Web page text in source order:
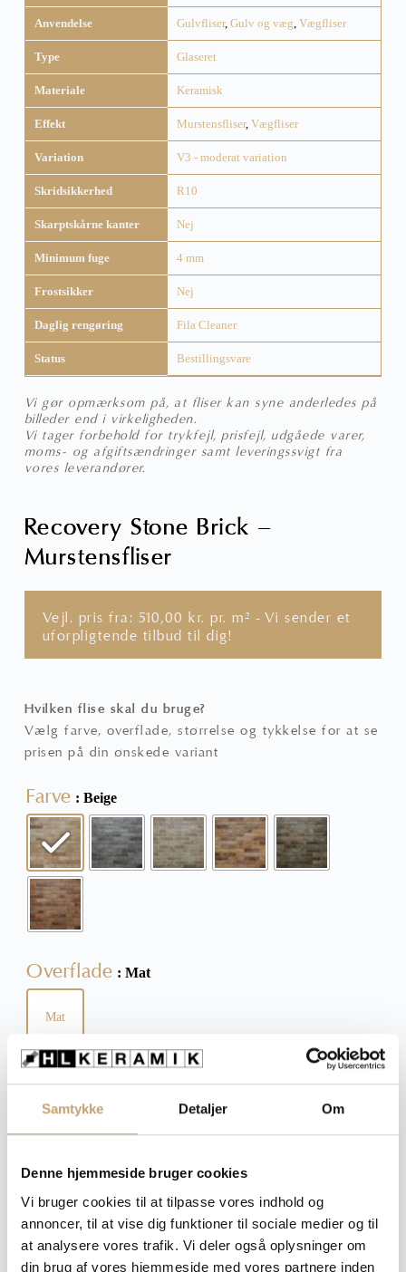
Samtykke Detaljer Om
Denne hjemmeside bruger cookies
Vi bruger cookies til at tilpasse vores indhold og
annoncer, til at vise dig funktioner til sociale medier og til
at analysere vores trafik. Vi deler også oplysninger om
din brug af vores hjemmeside med vores partnere inden
Anvendelse Gulvfliser, Gulv og væg, Vægfliser
Type Glaseret
Materiale Keramisk
Effekt Murstensfliser, Vægfliser
Variation V3 - moderat variation
Skridsikkerhed R10
Skarptskårne kanter Nej
Minimum fuge 4 mm
Frostsikker Nej
Daglig rengøring Fila Cleaner
Status Bestillingsvare
Vi gør opmærksom på, at fliser kan syne anderledes på
billeder end i virkeligheden.
Vi tager forbehold for trykfejl, prisfejl, udgåede varer,
moms- og afgiftsændringer samt leveringssvigt fra
vores leverandører.
Recovery Stone Brick –
Murstensfliser
Vejl. pris fra: 510,00kr. pr. m² - Vi sender et
uforpligtende tilbud til dig!
Hvilken flise skal du bruge?
Vælg farve, overflade, størrelse og tykkelse for at se
prisen på din ønskede variant
Farve : Beige
Overflade : Mat
Mat
Størrelse : 6x25 cm
6x25 cm
Tykkelse : 9,5 mm
9,5 mm